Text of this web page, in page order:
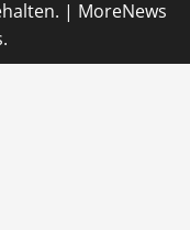
| MoreNews